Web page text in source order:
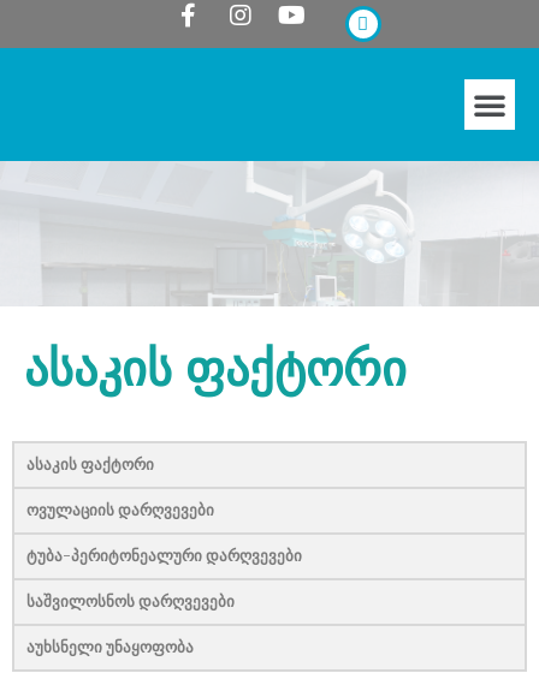
ასაკის ფაქტორი
ასაკის ფაქტორი
ოვულაციის დარღვევები
ტუბა-პერიტონეალური დარღვევები
საშვილოსნოს დარღვევები
აუხსნელი უნაყოფობა